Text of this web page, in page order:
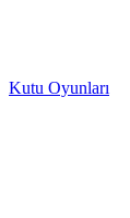
Kutu Oyunları